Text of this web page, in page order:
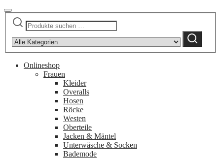
Suchen
nach:
category:
Suchen
Onlineshop
Frauen
Kleider
Overalls
Hosen
Röcke
Westen
Oberteile
Jacken & Mäntel
Unterwäsche & Socken
Bademode